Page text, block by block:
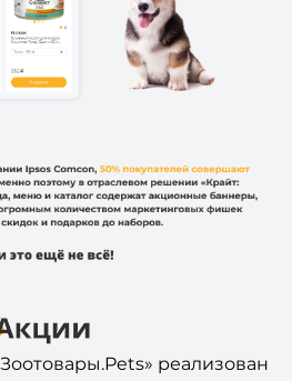
реализован